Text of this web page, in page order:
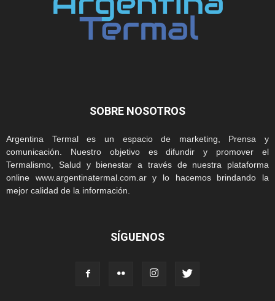
SOBRE NOSOTROS
Argentina Termal es un espacio de marketing, Prensa y
comunicación. Nuestro objetivo es difundir y promover el
Termalismo, Salud y bienestar a través de nuestra plataforma
online www.argentinatermal.com.ar y lo hacemos brindando la
mejor calidad de la información.
SÍGUENOS